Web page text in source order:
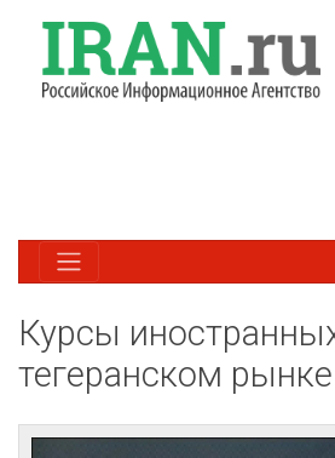
Курсы
тегеранском рынке